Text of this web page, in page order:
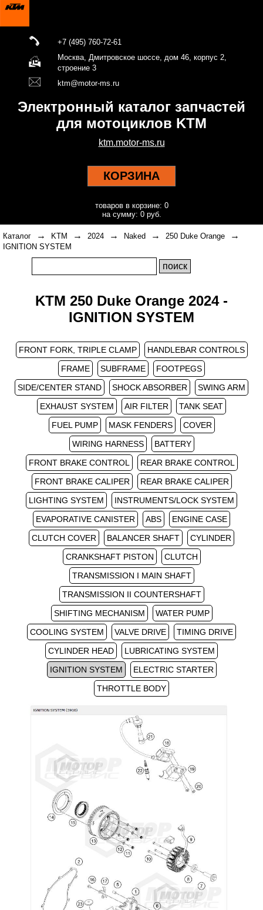
+7 (495) 760-72-61
Москва, Дмитровское шоссе, дом 46, корпус 2,
строение 3
ktm@motor-ms.ru
Электронный каталог запчастей
для мотоциклов KTM
ktm.motor-ms.ru
КОРЗИНА
товаров в корзине: 0
на сумму: 0 руб.
Каталог → KTM → 2024 → Naked → 250 Duke Orange →
IGNITION SYSTEM
KTM 250 Duke Orange 2024 -
IGNITION SYSTEM
FRONT FORK, TRIPLE CLAMP
HANDLEBAR CONTROLS
FRAME
SUBFRAME
FOOTPEGS
SIDE/CENTER STAND
SHOCK ABSORBER
SWING ARM
EXHAUST SYSTEM
AIR FILTER
TANK SEAT
FUEL PUMP
MASK FENDERS
COVER
WIRING HARNESS
BATTERY
FRONT BRAKE CONTROL
REAR BRAKE CONTROL
FRONT BRAKE CALIPER
REAR BRAKE CALIPER
LIGHTING SYSTEM
INSTRUMENTS/LOCK SYSTEM
EVAPORATIVE CANISTER
ABS
ENGINE CASE
CLUTCH COVER
BALANCER SHAFT
CYLINDER
CRANKSHAFT PISTON
CLUTCH
TRANSMISSION I MAIN SHAFT
TRANSMISSION II COUNTERSHAFT
SHIFTING MECHANISM
WATER PUMP
COOLING SYSTEM
VALVE DRIVE
TIMING DRIVE
CYLINDER HEAD
LUBRICATING SYSTEM
IGNITION SYSTEM
ELECTRIC STARTER
THROTTLE BODY